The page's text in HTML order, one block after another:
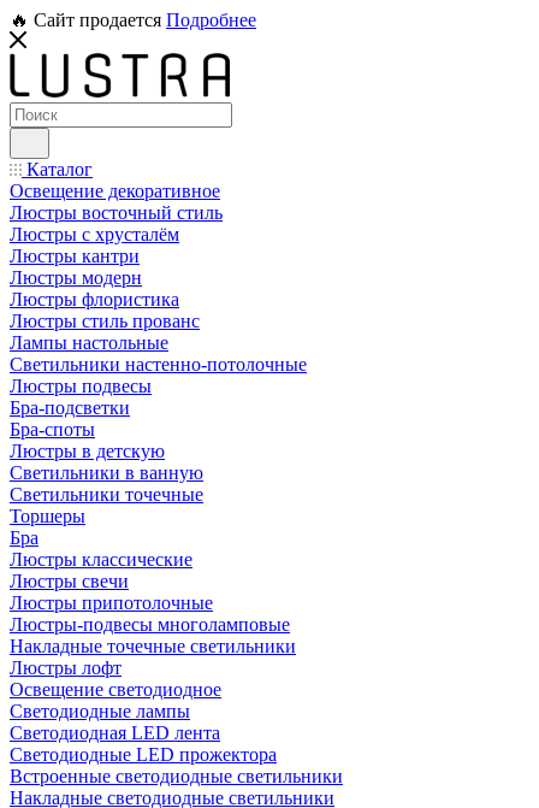
🔥 Сайт продается Подробнее
Каталог
Освещение декоративное
Люстры восточный стиль
Люстры с хрусталём
Люстры кантри
Люстры модерн
Люстры флористика
Люстры стиль прованс
Лампы настольные
Светильники настенно-потолочные
Люстры подвесы
Бра-подсветки
Бра-споты
Люстры в детскую
Светильники в ванную
Светильники точечные
Торшеры
Бра
Люстры классические
Люстры свечи
Люстры припотолочные
Люстры-подвесы многоламповые
Накладные точечные светильники
Люстры лофт
Освещение светодиодное
Светодиодные лампы
Светодиодная LED лента
Светодиодные LED прожектора
Встроенные светодиодные светильники
Накладные светодиодные светильники